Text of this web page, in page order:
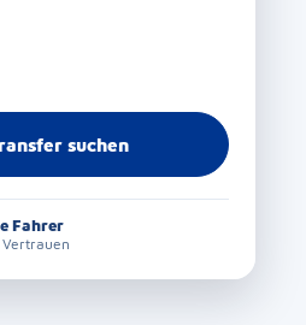
suchen
Fahrer